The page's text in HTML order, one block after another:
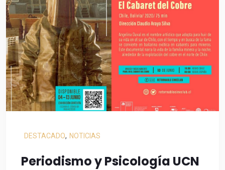
DESTACADO, NOTICIAS
Periodismo y Psicología UCN